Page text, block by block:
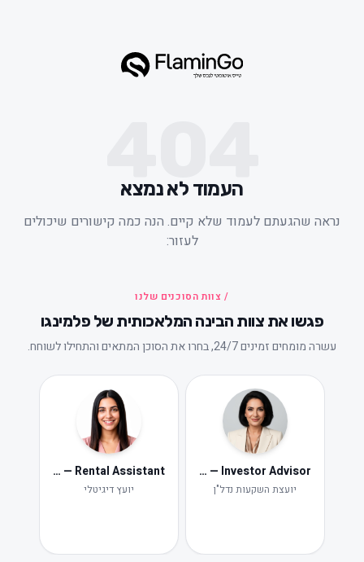
העמוד לא נמצא
שהגעתם לעמוד שלא קיים. הנה כמה קישורים שיכולים
לעזור:
/ צוות הסוכנים שלנו
פגשו את צוות הבינה המלאכותית של פלמינגו
עשרה מומחים זמינים 24/7, בחרו את הסוכן המתאים והתחילו לשוחח.
Iris — Investor Advisor
יועצת השקעות נדל"ן
Neta — Rental Assistant
יועץ דיגיטלי